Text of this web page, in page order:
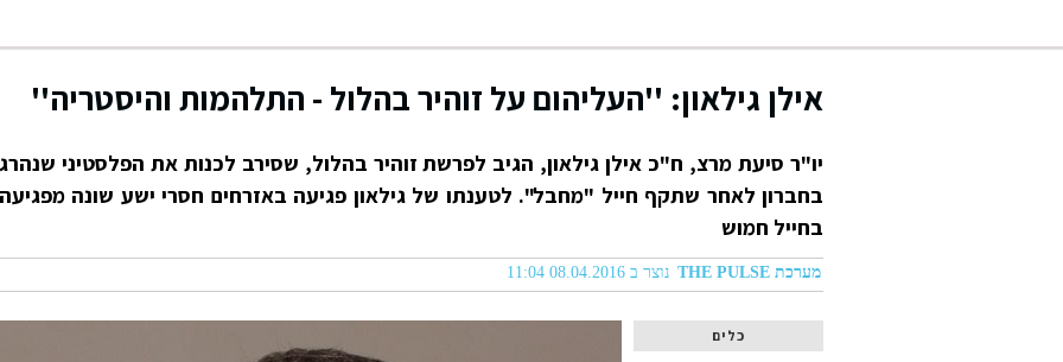
אילן גילאון: ''העליהום על זוהיר בהלול - התלהמות והיסטריה''
יו"ר סיעת מרצ, ח"כ אילן גילאון, הגיב לפרשת זוהיר בהלול, שסירב לכנות את הפלסטיני שנהרג
בחברון לאחר שתקף חייל "מחבל". לטענתו של גילאון פגיעה באזרחים חסרי ישע שונה מפגיעה
בחייל חמוש
מערכת THE PULSE נוצר ב 08.04.2016 11:04
כלים